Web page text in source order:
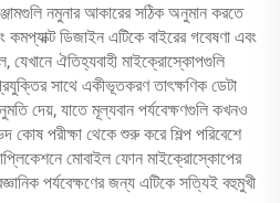
নমুনার আকারের সঠিক অনুমান করতে
ডিজাইন এটিকে বাইরের গবেষণা এবং
ঐতিহ্যবাহী মাইক্রোস্কোপগুলি
সাথে একীভূতকরণ তাৎক্ষণিক ডেটা
দেয়, যাতে মূল্যবান পর্যবেক্ষণগুলি কখনও
কোষ পরীক্ষা থেকে শুরু করে শিল্প পরিবেশে
মোবাইল ফোন মাইক্রোস্কোপের
পর্যবেক্ষণের জন্য এটিকে সত্যিই বহুমুখী